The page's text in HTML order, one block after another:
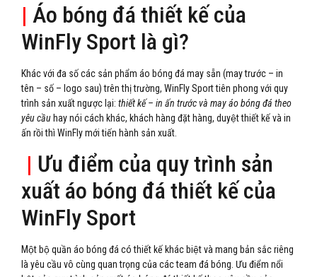
| Áo bóng đá thiết kế của
WinFly Sport là gì?
Khác với đa số các sản phẩm áo bóng đá may sẵn (may trước – in
tên – số – logo sau) trên thị trường, WinFly Sport tiên phong với quy
trình sản xuất ngược lại: thiết kế – in ấn trước và may áo bóng đá theo
yêu cầuhay nói cách khác, khách hàng đặt hàng, duyệt thiết kế và in
ấn rồi thì WinFly mới tiến hành sản xuất.
| Ưu điểm của quy trình sản
xuất áo bóng đá thiết kế của
WinFly Sport
Một bộ quần áo bóng đá có thiết kế khác biệt và mang bản sắc riêng
là yêu cầu vô cùng quan trọng của các team đá bóng. Ưu điểm nổi